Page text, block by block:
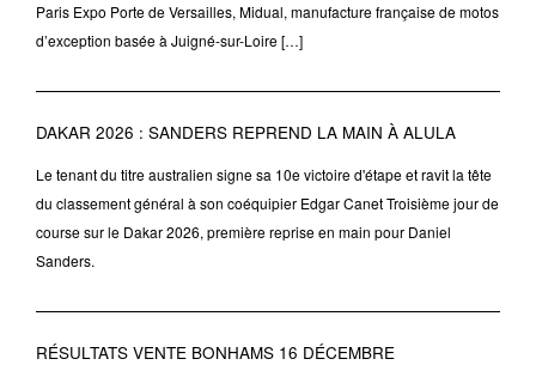
Paris Expo Porte de Versailles, Midual, manufacture française de motos
d’exception basée à Juigné-sur-Loire […]
DAKAR 2026 : SANDERS REPREND LA MAIN À ALULA
Le tenant du titre australien signe sa 10e victoire d'étape et ravit la tête
du classement général à son coéquipier Edgar Canet Troisième jour de
course sur le Dakar 2026, première reprise en main pour Daniel
Sanders.
RÉSULTATS VENTE BONHAMS 16 DÉCEMBRE